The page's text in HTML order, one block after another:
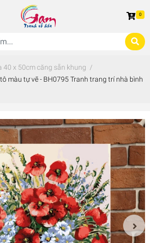
0
40 x 50cm căng sẵn khung /
màu tự vẽ - BH0795 Tranh trang trí nhà bình